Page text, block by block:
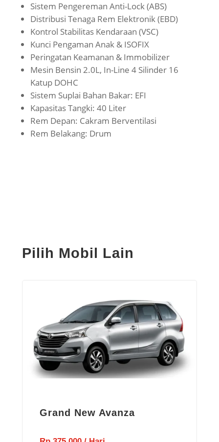
Sistem Pengereman Anti-Lock (ABS)
Distribusi Tenaga Rem Elektronik (EBD)
Kontrol Stabilitas Kendaraan (VSC)
Kunci Pengaman Anak & ISOFIX
Peringatan Keamanan & Immobilizer
Mesin Bensin 2.0L, In-Line 4 Silinder 16
Katup DOHC
Sistem Suplai Bahan Bakar: EFI
Kapasitas Tangki: 40 Liter
Rem Depan: Cakram Berventilasi
Rem Belakang: Drum
Pilih Mobil Lain
Grand New Avanza